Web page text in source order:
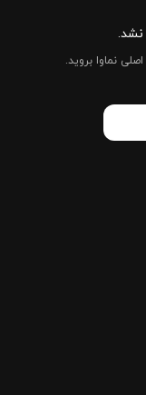
نشد.
نماوا بروید.